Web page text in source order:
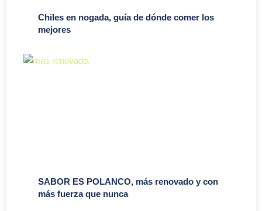
Chiles en nogada, guía de dónde comer los
mejores
SABOR ES POLANCO, más renovado y con
más fuerza que nunca